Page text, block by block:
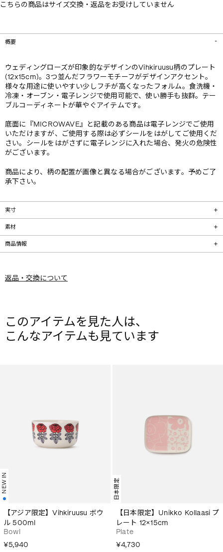
こちらの商品はサイズ交換・返品をお受けしていません
概要
ウェディングローズが印象的なデザインのVihkiruusu柄のプレート
(12x15cm)。3つ並んだフラワーモチーフがデザインアクセント。
様々な用途に使いやすい少しフチが高くなったフォルム。食洗機・
冷凍・オーブン・電子レンジで使用可能で、使い勝手も抜群。テー
ブルコーディネートが華やぐアイテムです。
底面に『MICROWAVE』と記載のある商品は電子レンジでご使用
いただけますが、ご使用する際は必ずシールをはがしてご使用くだ
さい。シールをはがさずに電子レンジに入れた場合、発火の危険性
がございます。
商品により、柄の配置が画像と異なる場合がございます。予めご了
承下さい。
実寸
素材
商品情報
返品・交換について
このアイテムを見た人は、
こんなアイテムも見ています
NEW IN
【アジア限定】Vihkiruusu ボウ
ル 500ml
Bowl
¥5,940
日本限定
【日本限定】Unikko Kollaasi プ
レート 12×15cm
Plate
¥4,730